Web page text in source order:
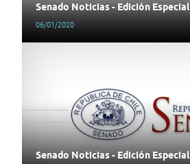
Senado Noticias - Edición Especial
06/01/2020
Senado Noticias - Edición Especial